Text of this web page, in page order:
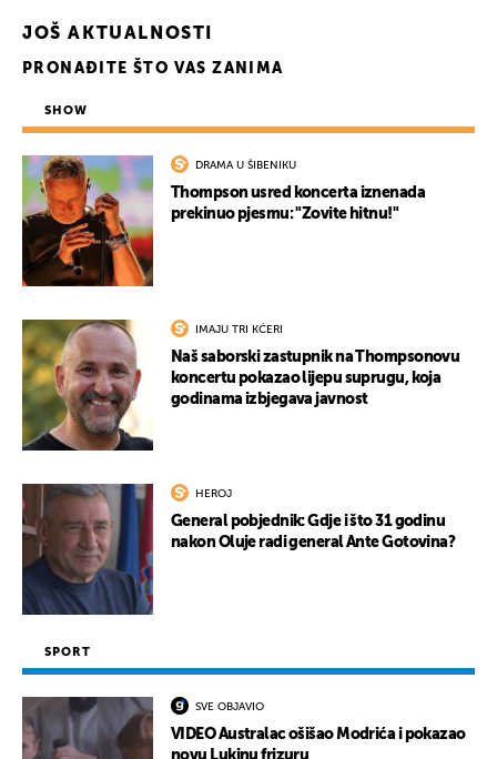
JOŠ AKTUALNOSTI
PRONAĐITE ŠTO VAS ZANIMA
SHOW
DRAMA U ŠIBENIKU
Thompson usred koncerta iznenada
prekinuo pjesmu: "Zovite hitnu!"
IMAJU TRI KĆERI
Naš saborski zastupnik na Thompsonovu
koncertu pokazao lijepu suprugu, koja
godinama izbjegava javnost
HEROJ
General pobjednik: Gdje i što 31 godinu
nakon Oluje radi general Ante Gotovina?
SPORT
SVE OBJAVIO
VIDEO Australac ošišao Modrića i pokazao
novu Lukinu frizuru